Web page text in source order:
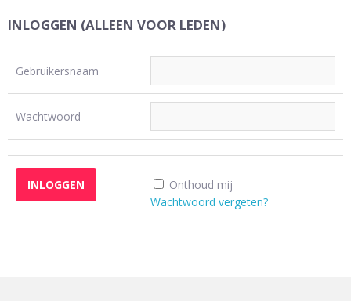
INLOGGEN (ALLEEN VOOR LEDEN)
Gebruikersnaam
Wachtwoord
Onthoud mij
Wachtwoord vergeten?